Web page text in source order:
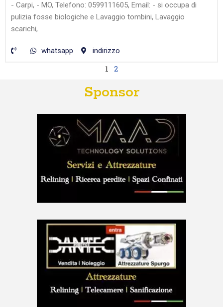
- Carpi, - MO, Telefono: 0599111605, Email: - si occupa di
pulizia fosse biologiche e Lavaggio tombini, Lavaggio
scarichi,
whatsapp indirizzo
1 2
Sponsor